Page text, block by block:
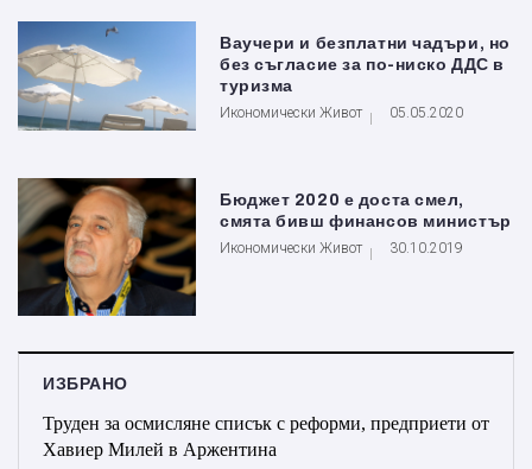
Ваучери и безплатни чадъри, но
без съгласие за по-ниско ДДС в
туризма
Икономически Живот 05.05.2020
Бюджет 2020 е доста смел,
смята бивш финансов министър
Икономически Живот 30.10.2019
ИЗБРАНО
Труден за осмисляне списък с реформи, предприети от
Хавиер Милей в Аржентина